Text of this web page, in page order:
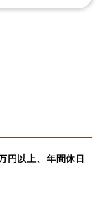
円以上、年間休日